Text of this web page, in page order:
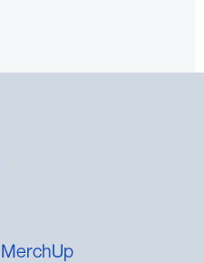
MerchUp